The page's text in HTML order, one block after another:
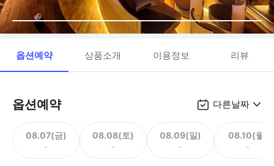
옵션예약 상품소개 이용정보 리뷰
옵션예약 다른날짜
08.07(금)
-
08.08(토)
-
08.09(일)
-
08.10(월)
-